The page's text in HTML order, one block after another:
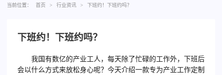
当前位置： 首页 > 行业资讯 > 下班约！下班约吗？
下班约！下班约吗？
我国有数亿的产业工人，每天除了忙碌的工作外，下班后
会以什么方式来放松身心呢？今天介绍一款专为产业工作定制